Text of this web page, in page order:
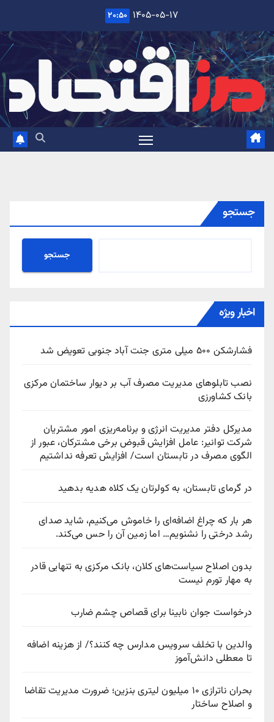
content
۱۴۰۵-۰۵-۱۷ ۲۰:۵۰
جستجو
جستجو
اخبار ویژه
فشارشکن ۵۰۰ میلی متری جنت آباد جنوبی تعویض شد
نصب تابلوهای مدیریت مصرف آب بر دیوار ساختمان مرکزی
بانک کشاورزی
مدیرکل دفتر مدیریت انرژی و برنامه‌ریزی امور مشتریان
شرکت توانیر: عامل افزایش قبوض برخی مشترکان، عبور از
الگوی مصرف در تابستان است/ افزایش تعرفه نداشتیم
در گرمای تابستان، به کولرتان یک کلاه هدیه بدهید
هر بار که چراغ اضافه‌ای را خاموش می‌کنیم، شاید صدای
رشد درختی را نشنویم… اما زمین آن را حس می‌کند.
بدون اصلاح سیاست‌های کلان، بانک مرکزی به تنهایی قادر
به مهار تورم نیست
درخواست جوان نابینا برای قصاص چشم ضارب
والدین با تخلف سرویس مدارس چه کنند؟/ از هزینه اضافه
تا معطلی دانش‌آموز
بحران ناترازی ۱۰ میلیون لیتری بنزین؛ ضرورت مدیریت تقاضا
و اصلاح ساختار